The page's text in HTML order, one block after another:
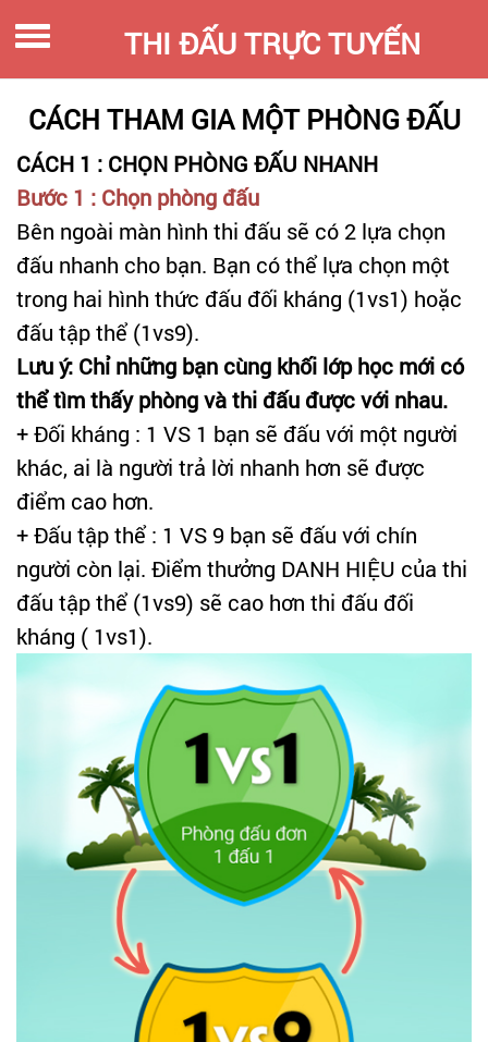
THI ĐẤU TRỰC TUYẾN
Đăng nhập
Về trang chủ luyenthi123
Tìm phòng đấu
Bảng xếp hạng
Lịch sử thi đấu
Hướng dẫn
CÁCH THAM GIA MỘT PHÒNG ĐẤU
CÁCH 1 : CHỌN PHÒNG ĐẤU NHANH
Bước 1 : Chọn phòng đấu
Bên ngoài màn hình thi đấu sẽ có 2 lựa chọn
đấu nhanh cho bạn. Bạn có thể lựa chọn một
trong hai hình thức đấu đối kháng (1vs1) hoặc
đấu tập thể (1vs9).
Lưu ý: Chỉ những bạn cùng khối lớp học mới có
thể tìm thấy phòng và thi đấu được với nhau.
+ Đối kháng : 1 VS 1 bạn sẽ đấu với một người
khác, ai là người trả lời nhanh hơn sẽ được
điểm cao hơn.
+ Đấu tập thể : 1 VS 9 bạn sẽ đấu với chín
người còn lại. Điểm thưởng DANH HIỆU của thi
đấu tập thể (1vs9) sẽ cao hơn thi đấu đối
kháng ( 1vs1).